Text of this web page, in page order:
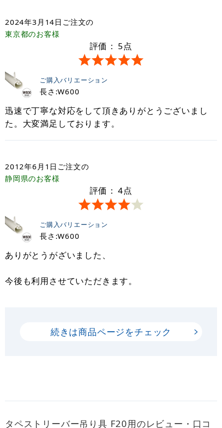
2024年3月14日 ご注文の
東京都のお客様
評価： 5点
ご購入バリエーション
長さ:W600
迅速で丁寧な対応をして頂きありがとうございまし
た。大変満足しております。
2012年6月1日 ご注文の
静岡県のお客様
評価： 4点
ご購入バリエーション
長さ:W600
ありがとうがざいました、
今後も利用させていただきます。
続きは商品ページをチェック
タペストリーバー吊り具 F20用のレビュー・口コ